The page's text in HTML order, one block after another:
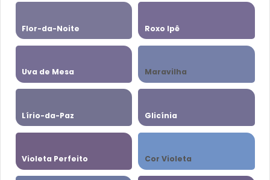
Flor-da-Noite Roxo Ipê
Uva de Mesa Maravilha
Lírio-da-Paz Glicínia
Violeta Perfeito Cor Violeta